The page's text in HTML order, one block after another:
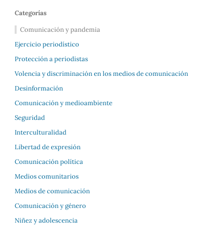
Categorías
Comunicación y pandemia
Ejercicio periodístico
Protección a periodistas
Volencia y discriminación en los medios de comunicación
Desinformación
Comunicación y medioambiente
Seguridad
Interculturalidad
Libertad de expresión
Comunicación política
Medios comunitarios
Medios de comunicación
Comunicación y género
Niñez y adolescencia